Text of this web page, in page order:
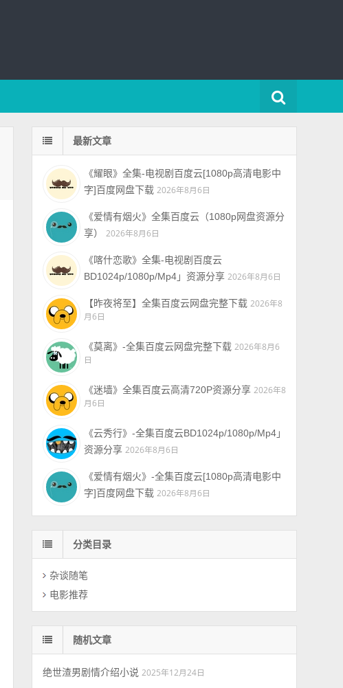
最新文章
《耀眼》全集-电视剧百度云[1080p高清电影中
字]百度网盘下载 2026年8月6日
《爱情有烟火》全集百度云（1080p网盘资源分
享）
2026年8月6日
《喀什恋歌》全集-电视剧百度云
BD1024p/1080p/Mp4」资源分享 2026年8月6日
【昨夜将至】全集百度云网盘完整下载 2026年8
月6日
《莫离》-全集百度云网盘完整下载 2026年8月6
日
《迷墙》全集百度云高清720P资源分享 2026年8
月6日
《云秀行》-全集百度云BD1024p/1080p/Mp4」
资源分享 2026年8月6日
《爱情有烟火》-全集百度云[1080p高清电影中
字]百度网盘下载 2026年8月6日
分类目录
杂谈随笔
电影推荐
随机文章
绝世渣男剧情介绍小说 2025年12月24日